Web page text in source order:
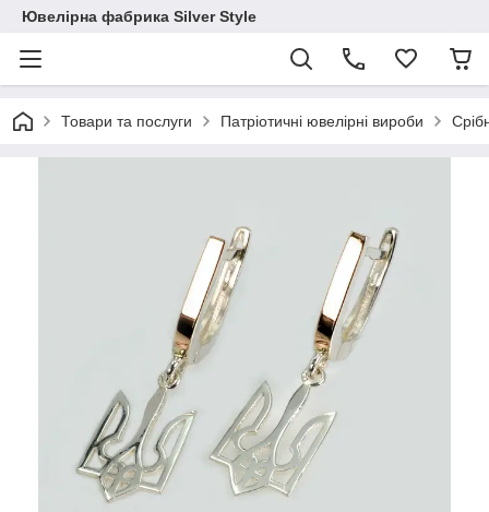
Ювелірна фабрика Silver Style
Товари та послуги Патріотичні ювелірні вироби